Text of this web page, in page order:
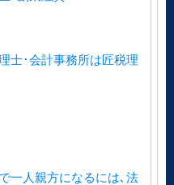
士･会計事務所は匠税理
一人親方になるには､法